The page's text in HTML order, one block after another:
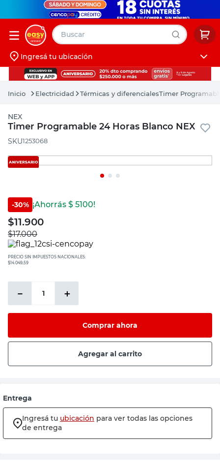
Buscar
Iniciá sesión
Ingresá tu ubicación
Electricidad Térmicas y diferencialesTimer
NEX
Timer Programable 24 Horas Blanco NEX
:1253068
-30% ¡Ahorrás $ 5100!
$11.900
$17.000
PRECIO SIN IMPUESTOS NACIONALES:
$14.049,59
＋
－
Comprar ahora
Agregar al carrito
Entrega
Ingresá tu ubicación para ver todas las opciones
de entrega
muebles
muebles
pintura
escritorio